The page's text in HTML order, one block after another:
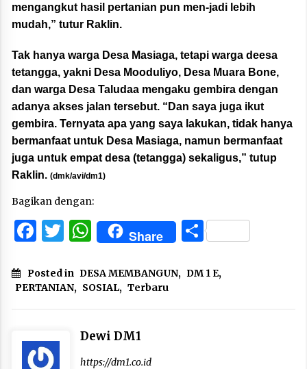
mengangkut hasil pertanian pun men-jadi lebih
mudah,” tutur Raklin.
Tak hanya warga Desa Masiaga, tetapi warga deesa
tetangga, yakni Desa Mooduliyo, Desa Muara Bone,
dan warga Desa Taludaa mengaku gembira dengan
adanya akses jalan tersebut. “Dan saya juga ikut
gembira. Ternyata apa yang saya lakukan, tidak hanya
bermanfaat untuk Desa Masiaga, namun bermanfaat
juga untuk empat desa (tetangga) sekaligus,” tutup
Raklin. (dmk/avi/dm1)
Bagikan dengan:
Facebook
Twitter
WhatsApp
Share Share
Posted in DESA MEMBANGUN, DM 1 E,
PERTANIAN, SOSIAL, Terbaru
Dewi DM1
https://dm1.co.id